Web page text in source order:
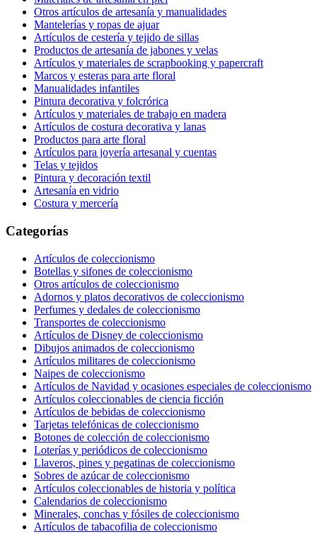
Otros artículos de artesanía y manualidades
Mantelerías y ropas de ajuar
Artículos de cestería y tejido de sillas
Productos de artesanía de jabones y velas
Artículos y materiales de scrapbooking y papercraft
Marcos y esteras para arte floral
Manualidades infantiles
Pintura decorativa y folcrórica
Artículos y materiales de trabajo en madera
Artículos de costura decorativa y lanas
Productos para arte floral
Artículos para joyería artesanal y cuentas
Telas y tejidos
Pintura y decoración textil
Artesanía en vidrio
Costura y mercería
Categorías
Artículos de coleccionismo
Botellas y sifones de coleccionismo
Otros artículos de coleccionismo
Adornos y platos decorativos de coleccionismo
Perfumes y dedales de coleccionismo
Transportes de coleccionismo
Artículos de Disney de coleccionismo
Dibujos animados de coleccionismo
Artículos militares de coleccionismo
Naipes de coleccionismo
Artículos de Navidad y ocasiones especiales de coleccionismo
Artículos coleccionables de ciencia ficción
Artículos de bebidas de coleccionismo
Tarjetas telefónicas de coleccionismo
Botones de colección de coleccionismo
Loterías y periódicos de coleccionismo
Llaveros, pines y pegatinas de coleccionismo
Sobres de azúcar de coleccionismo
Artículos coleccionables de historia y política
Calendarios de coleccionismo
Minerales, conchas y fósiles de coleccionismo
Artículos de tabacofilia de coleccionismo